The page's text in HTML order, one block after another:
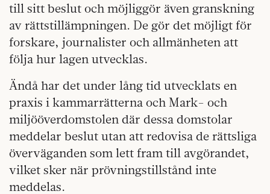
till sitt beslut och möjliggör även granskning
av rättstillämpningen. De gör det möjligt för
forskare, journalister och allmänheten att
följa hur lagen utvecklas.
Ändå har det under lång tid utvecklats en
praxis i kammarrätterna och Mark- och
miljööverdomstolen där dessa domstolar
meddelar beslut utan att redovisa de rättsliga
överväganden som lett fram till avgörandet,
vilket sker när prövningstillstånd inte
meddelas.